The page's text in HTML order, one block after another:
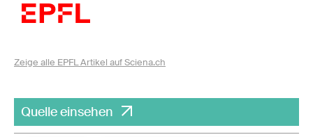
Zeige alle EPFL Artikel auf Sciena.ch
Quelle einsehen